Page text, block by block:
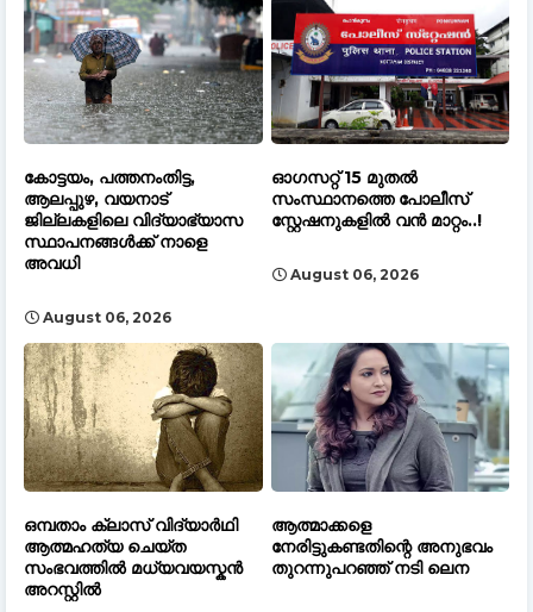
കോട്ടയം, പത്തനംതിട്ട,
ആലപ്പുഴ, വയനാട്
ജില്ലകളിലെ വിദ്യാഭ്യാസ
സ്ഥാപനങ്ങൾക്ക് നാളെ
അവധി
August 06, 2026
ഓഗസറ്റ് 15 മുതല്‍
സംസ്ഥാനത്തെ പോലീസ്
സ്റ്റേഷനുകളിൽ വൻ മാറ്റം..!
August 06, 2026
ഒമ്പതാം ക്ലാസ് വിദ്യാർഥി
ആത്മഹത്യ ചെയ്ത
സംഭവത്തിൽ മധ്യവയസ്കൻ
അറസ്റ്റിൽ
ആത്മാക്കളെ
നേരിട്ടുകണ്ടതിന്റെ അനുഭവം
തുറന്നുപറഞ്ഞ് നടി ലെന